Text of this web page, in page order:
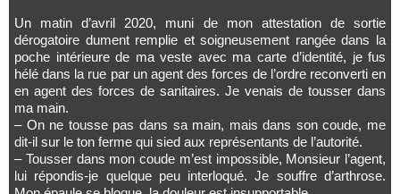
Un matin d’avril 2020, muni de mon attestation de sortie
dérogatoire dument remplie et soigneusement rangée dans la
poche intérieure de ma veste avec ma carte d’identité, je fus
hélé dans la rue par un agent des forces de l’ordre reconverti en
en agent des forces de sanitaires. Je venais de tousser dans
ma main.
– On ne tousse pas dans sa main, mais dans son coude, me
dit-il sur le ton ferme qui sied aux représentants de l’autorité.
– Tousser dans mon coude m’est impossible, Monsieur l’agent,
lui répondis-je quelque peu interloqué. Je souffre d’arthrose.